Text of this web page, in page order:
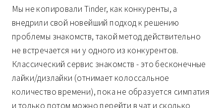
Мы не копировали Tinder, как конкуренты, а
внедрили свой новейший подход к решению
проблемы знакомств, такой метод действительно
не встречается ни у одного из конкурентов.
Классический сервис знакомств - это бесконечные
лайки/дизлайки (отнимает колоссальное
количество времени), пока не образуется симпатия
и только потом можно перейти в чат и сколько